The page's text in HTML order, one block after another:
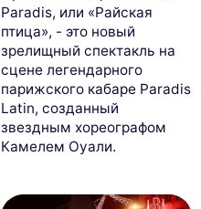
Paradis, или «Райская
птица», - это новый
зрелищный спектакль на
сцене легендарного
парижского кабаре Paradis
Latin, созданный
звездным хореографом
Камелем Оуали.